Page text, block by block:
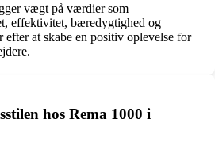
vægt på værdier som
effektivitet, bæredygtighed og
at skabe en positiv oplevelse for
hos Rema 1000 i